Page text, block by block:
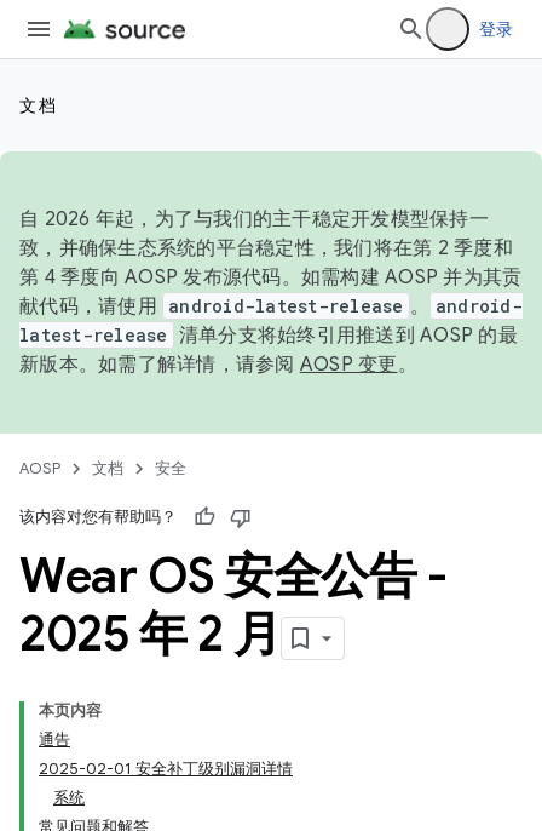
登录
文档
自 2026 年起，为了与我们的主干稳定开发模型保持一
致，并确保生态系统的平台稳定性，我们将在第 2 季度和
第 4 季度向 AOSP 发布源代码。如需构建 AOSP 并为其贡
献代码，请使用 android-latest-release 。
android-
latest-release 清单分支将始终引用推送到 AOSP 的最
新版本。如需了解详情，请参阅 AOSP 变更。
AOSP 文档 安全
该内容对您有帮助吗？
Wear OS 安全公告 -
2025 年 2 月
本页内容
通告
2025-02-01 安全补丁级别漏洞详情
系统
常见问题和解答